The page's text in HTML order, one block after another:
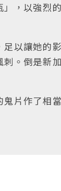
」，以強烈
足以讓她的
。倒是新
片作了相